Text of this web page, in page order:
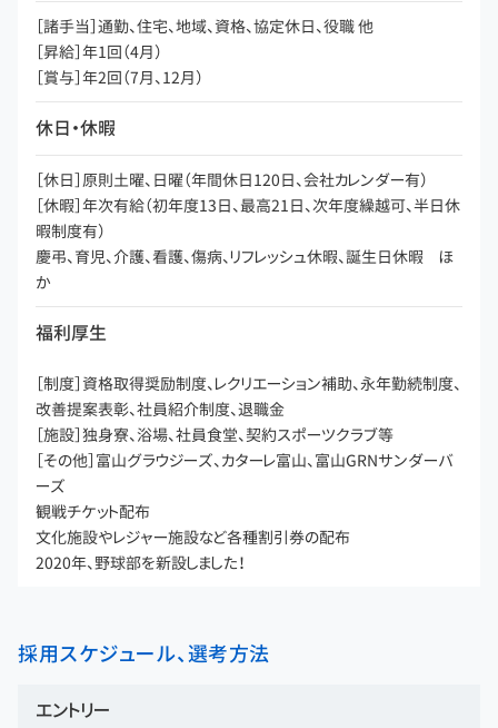
［諸手当］通勤、住宅、地域、資格、協定休日、役職 他
［昇給］年1回（4月）
［賞与］年2回（7月、12月）
休日・休暇
［休日］原則土曜、日曜（年間休日120日、会社カレンダー有）
［休暇］年次有給（初年度13日、最高21日、次年度繰越可、半日休
暇制度有）
慶弔、育児、介護、看護、傷病、リフレッシュ休暇、誕生日休暇 ほ
か
福利厚生
［制度］資格取得奨励制度、レクリエーション補助、永年勤続制度、
改善提案表彰、社員紹介制度、退職金
［施設］独身寮、浴場、社員食堂、契約スポーツクラブ等
［その他］富山グラウジーズ、カターレ富山、富山GRNサンダーバ
ーズ
観戦チケット配布
文化施設やレジャー施設など各種割引券の配布
2020年、野球部を新設しました！
採用スケジュール、選考方法
エントリー